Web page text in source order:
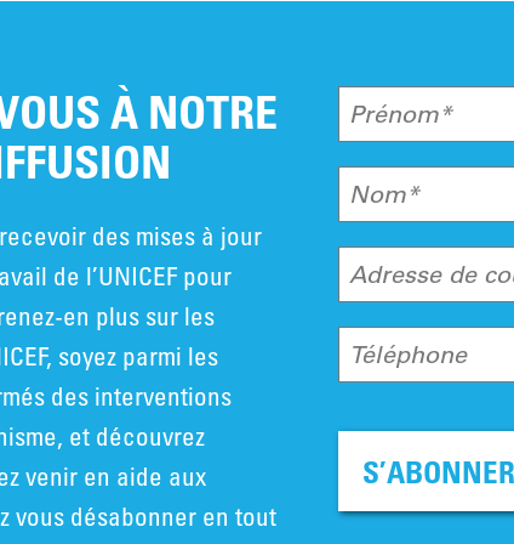
À NOTRE
des mises à jour
de l’UNICEF pour
en plus sur les
soyez parmi les
des interventions
et découvrez
venir en aide aux
vous désabonner en tout
Prénom*
Nom*
Adresse de
Téléphone
S’ABONNER